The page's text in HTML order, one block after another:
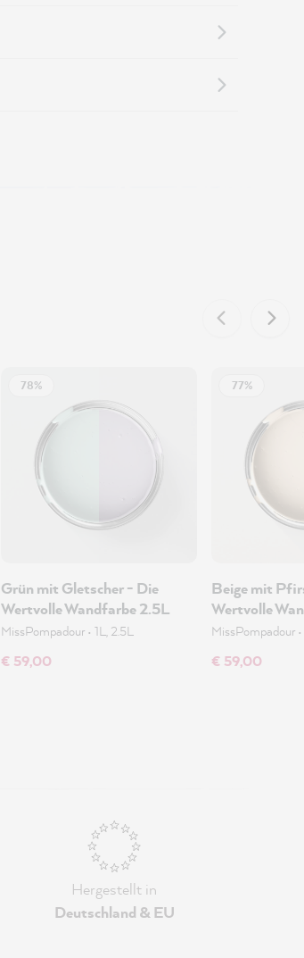
78%
Grün mit Gletscher - Die
Wertvolle Wandfarbe 2.5L
MissPompadour • 1L, 2.5L
€ 59,00
77%
Beige mit
Wertvolle
MissPompadour •
€ 59,00
Hergestellt in
Deutschland & EU